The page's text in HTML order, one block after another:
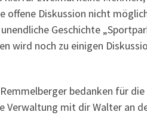
offene Diskussion nicht
Geschichte
wird noch zu einigen
bedanken für die
Verwaltung mit dir Walter an